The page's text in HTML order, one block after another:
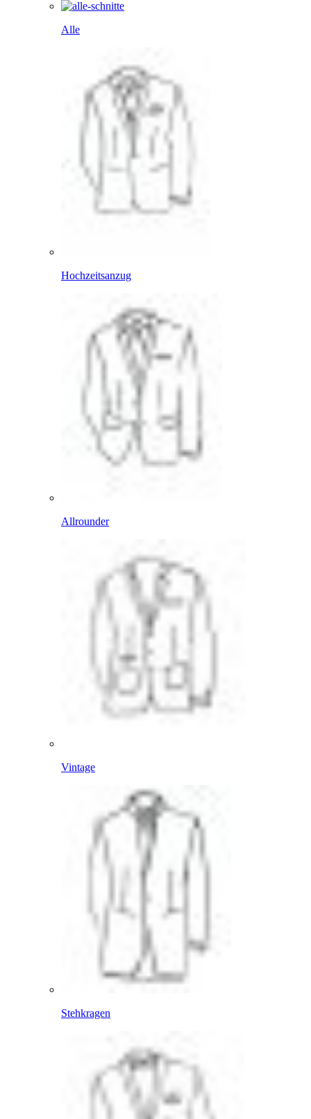
Alle
Hochzeitsanzug
Allrounder
Vintage
Stehkragen